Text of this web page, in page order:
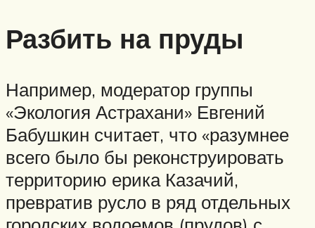
Разбить на пруды
Например, модератор группы
«Экология Астрахани» Евгений
Бабушкин считает, что «разумнее
всего было бы реконструировать
территорию ерика Казачий,
превратив русло в ряд отдельных